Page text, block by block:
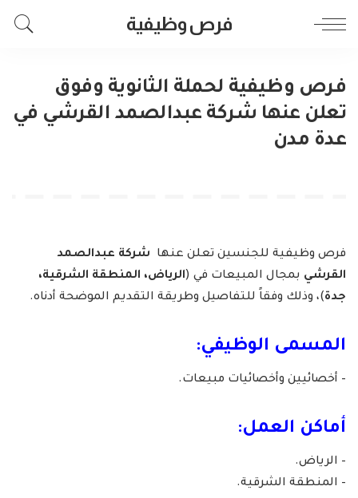
فرص وظيفية
فرص وظيفية لحملة الثانوية وفوق
تعلن عنها شركة عبدالصمد القرشي في
عدة مدن
فرص وظيفية للجنسين تعلن عنها شركة عبدالصمد
القرشي بمجال المبيعات في (الرياض، المنطقة الشرقية،
جدة)، وذلك وفقاً للتفاصيل وطريقة التقديم الموضحة أدناه.
المسمى الوظيفي:
– أخصائيين وأخصائيات مبيعات.
أماكن العمل:
– الرياض.
– المنطقة الشرقية.